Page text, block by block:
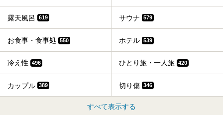
露天風呂 619 サウナ 579
お食事・食事処 550 ホテル 539
冷え性 496 ひとり旅・一人旅 420
カップル 389 切り傷 346
すべて表示する